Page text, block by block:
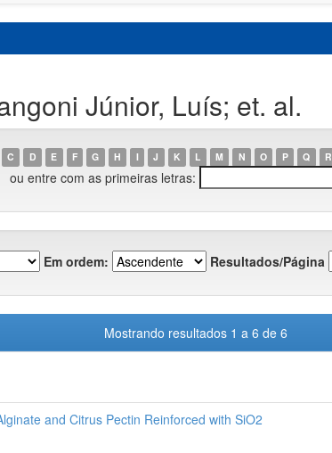
Júnior, Luís; et. al.
C D E F G H I J K L M N O P Q R
ou entre com as primeiras letras:
Em ordem: Resultados/Página
Mostrando resultados 1 a 6 de 6
and Citrus Pectin Reinforced with SiO2